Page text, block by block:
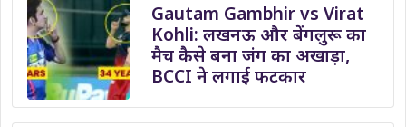
Gautam Gambhir vs Virat
Kohli: लखनऊ और बेंगलुरू का
मैच कैसे बना जंग का अखाड़ा,
BCCI ने लगाई फटकार